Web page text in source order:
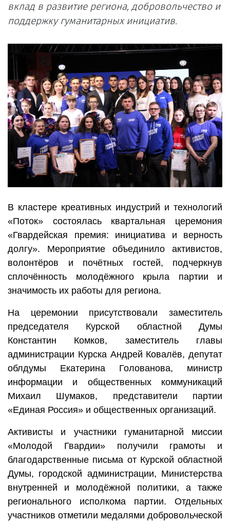
вклад в развитие региона, добровольчество и
поддержку гуманитарных инициатив.
В кластере креативных индустрий и технологий
«Поток» состоялась квартальная церемония
«Гвардейская премия: инициатива и верность
долгу». Мероприятие объединило активистов,
волонтёров и почётных гостей, подчеркнув
сплочённость молодёжного крыла партии и
значимость их работы для региона.
На церемонии присутствовали заместитель
председателя Курской областной Думы
Константин Комков, заместитель главы
администрации Курска Андрей Ковалёв, депутат
облдумы Екатерина Голованова, министр
информации и общественных коммуникаций
Михаил Шумаков, представители партии
«Единая Россия» и общественных организаций.
Активисты и участники гуманитарной миссии
«Молодой Гвардии» получили грамоты и
благодарственные письма от Курской областной
Думы, городской администрации, Министерства
внутренней и молодёжной политики, а также
регионального исполкома партии. Отдельных
участников отметили медалями добровольческой